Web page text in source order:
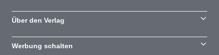
Über den Verlag
Werbung schalten